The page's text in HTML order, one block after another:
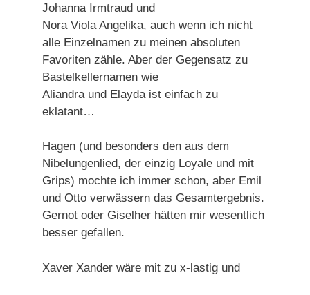
Johanna Irmtraud und
Nora Viola Angelika, auch wenn ich nicht
alle Einzelnamen zu meinen absoluten
Favoriten zähle. Aber der Gegensatz zu
Bastelkellernamen wie
Aliandra und Elayda ist einfach zu
eklatant…
Hagen (und besonders den aus dem
Nibelungenlied, der einzig Loyale und mit
Grips) mochte ich immer schon, aber Emil
und Otto verwässern das Gesamtergebnis.
Gernot oder Giselher hätten mir wesentlich
besser gefallen.
Xaver Xander wäre mit zu x-lastig und